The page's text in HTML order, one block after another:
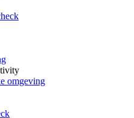
omgeving